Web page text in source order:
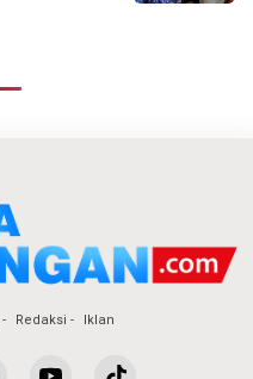
Redaksi Iklan